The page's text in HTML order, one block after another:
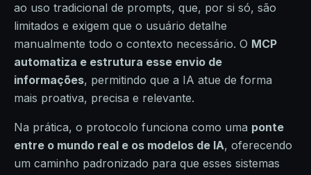
ao uso tradicional de prompts, que, por si só, são
limitados e exigem que o usuário detalhe
manualmente todo o contexto necessário. O MCP
automatiza e estrutura esse envio de
informações, permitindo que a IA atue de forma
mais proativa, precisa e relevante.
Na prática, o protocolo funciona como uma ponte
entre o mundo real e os modelos de IA, oferecendo
um caminho padronizado para que esses sistemas